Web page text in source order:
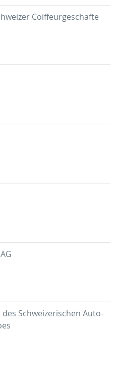
Coiffeurgeschäfte
Schweizerischen Auto-